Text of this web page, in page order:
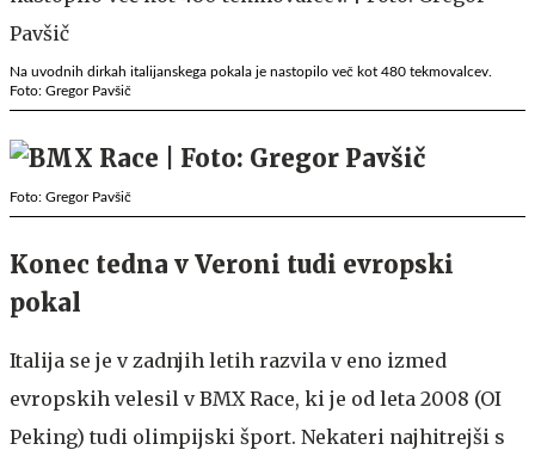
Na uvodnih dirkah italijanskega pokala je nastopilo več kot 480 tekmovalcev.
Foto: Gregor Pavšič
Foto: Gregor Pavšič
Konec tedna v Veroni tudi evropski
pokal
Italija se je v zadnjih letih razvila v eno izmed
evropskih velesil v BMX Race, ki je od leta 2008 (OI
Peking) tudi olimpijski šport. Nekateri najhitrejši s